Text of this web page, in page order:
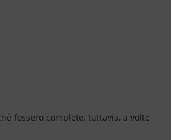
fossero complete, tuttavia, a volte